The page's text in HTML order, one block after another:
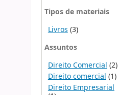
Tipos de materiais
Livros (3)
Assuntos
Direito Comercial (2)
Direito comercial (1)
Direito Empresarial